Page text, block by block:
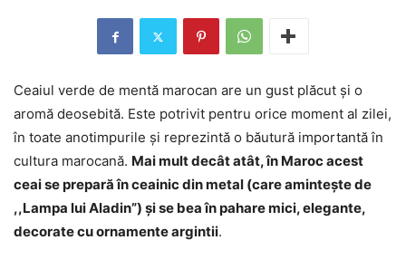
Ceaiul verde de mentă marocan are un gust plăcut și o
aromă deosebită. Este potrivit pentru orice moment al zilei,
în toate anotimpurile și reprezintă o băutură importantă în
cultura marocană. Mai mult decât atât, în Maroc acest
ceai se prepară în ceainic din metal (care amintește de
,,Lampa lui Aladin”) și se bea în pahare mici, elegante,
decorate cu ornamente argintii.